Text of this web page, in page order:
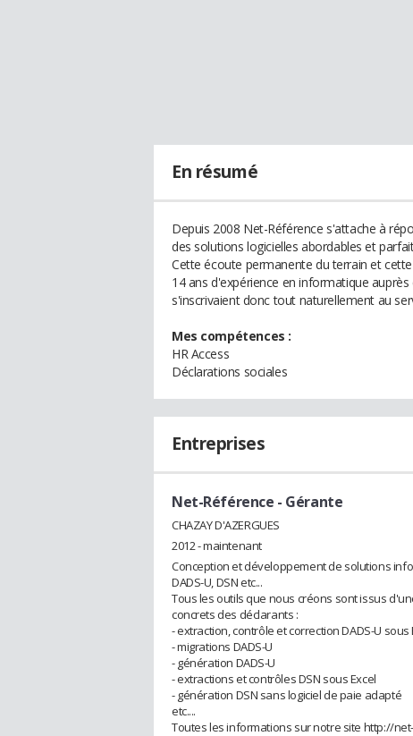
En résumé
Depuis 2008 Net-Référence s'attache à
des solutions logicielles abordables et
Cette écoute permanente du terrain et
14 ans d'expérience en informatique
s'inscrivaient donc tout naturellement au
Mes compétences :
HR Access
Déclarations sociales
Entreprises
Net-Référence - Gérante
CHAZAY D'AZERGUES
2012 - maintenant
Conception et développement de solutions
DADS-U, DSN etc...
Tous les outils que nous créons sont issus
concrets des déclarants :
- extraction, contrôle et correction DADS-U sous
- migrations DADS-U
- génération DADS-U
- extractions et contrôles DSN sous Excel
- génération DSN sans logiciel de paie adapté
etc....
Toutes les informations sur notre site http://